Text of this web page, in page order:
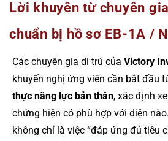
Lời khuyên từ chuyên
chuẩn bị hồ sơ EB-1A /
Các chuyên gia di trú của Victory
khuyến nghị ứng viên cần bắt đầu
thực năng lực bản thân, xác định
chứng hiện có phù hợp với diện
không chỉ là việc “đáp ứng đủ tiêu